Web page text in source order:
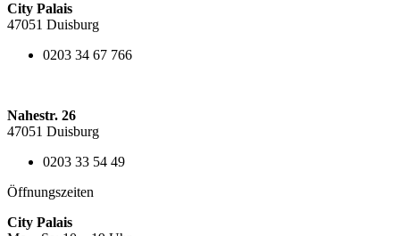
City Palais
47051 Duisburg
0203 34 67 766
Nahestr. 26
47051 Duisburg
0203 33 54 49
Öffnungszeiten
City Palais